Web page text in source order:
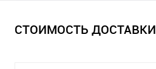
СТОИМОСТЬ ДОСТАВКИ